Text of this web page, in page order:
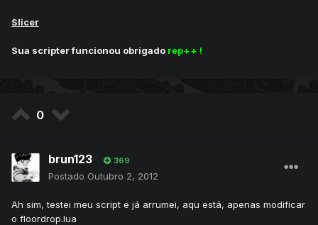
Slicer
Sua scripter funcionou obrigado rep++ !
0
brun123 369
Postado Outubro 2, 2012
Ah sim, testei meu script e já arrumei, aqu está, apenas modificar
o floordrop.lua